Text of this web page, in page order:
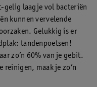
gelig laagje vol bacteriën
kunnen vervelende
Gelukkig is er
tandenpoetsen!
zo’n 60% van je gebit.
reinigen, maak je zo’n